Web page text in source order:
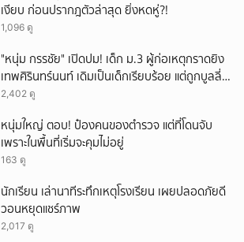
เงียบ ก่อนปรากฎตัวล่าสุด ยิ่งหดหู่?!
1,096 ดู
"หนุ่ม กรรชัย" เปิดปม! เด็ก ม.3 ผู้ก่อเหตุกราดยิง
เทพศิรินทร์นนท์ เดิมเป็นเด็กเรียบร้อย แต่ถูกบูลลี่
หนัก คาดแรงกดดันสะสมกลายเป็นแรงแค้น จนก่อ
2,402 ดู
หนุ่มใหญ่ ตอบ! ป๋องคนของตำรวจ แต่ที่โดนจับ
เพราะในพื้นที่เริ่มจะคุมไม่อยู่
163 ดู
นักเรียน เล่านาทีระทึกเหตุโรงเรียน เผยปลอดภัยดี
วอนหยุดแชร์ภาพ
2,017 ดู